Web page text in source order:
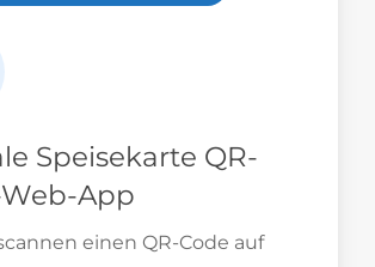
Speisekarte QR-
App
einen QR-Code auf